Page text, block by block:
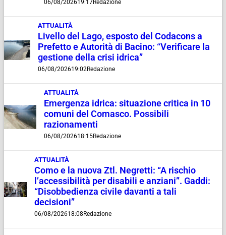
06/08/202619:17Redazione
ATTUALITÀ
Livello del Lago, esposto del Codacons a
Prefetto e Autorità di Bacino: “Verificare la
gestione della crisi idrica”
06/08/202619:02Redazione
ATTUALITÀ
Emergenza idrica: situazione critica in 10
comuni del Comasco. Possibili
razionamenti
06/08/202618:15Redazione
ATTUALITÀ
Como e la nuova Ztl. Negretti: “A rischio
l’accessibilità per disabili e anziani”. Gaddi:
“Disobbedienza civile davanti a tali
decisioni”
06/08/202618:08 Redazione